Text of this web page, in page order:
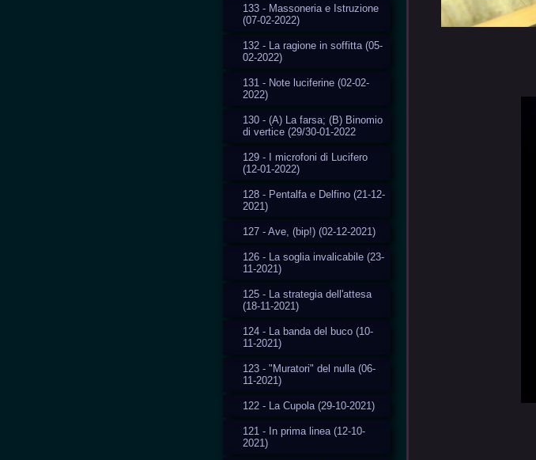
133 - Massoneria e Istruzione
(07-02-2022)
132 - La ragione in soffitta (05-
02-2022)
131 - Note luciferine (02-02-
2022)
130 - (A) La farsa; (B) Binomio
di vertice (29/30-01-2022
129 - I microfoni di Lucifero
(12-01-2022)
128 - Pentalfa e Delfino (21-12-
2021)
127 - Ave, (bip!) (02-12-2021)
126 - La soglia invalicabile (23-
11-2021)
125 - La strategia dell'attesa
(18-11-2021)
124 - La banda del buco (10-
11-2021)
123 - "Muratori" del nulla (06-
11-2021)
122 - La Cupola (29-10-2021)
121 - In prima linea (12-10-
2021)